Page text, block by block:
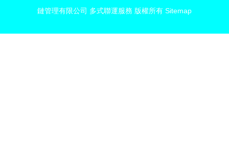
鏈管理有限公司 多式聯運服務 版權所有 Sitemap